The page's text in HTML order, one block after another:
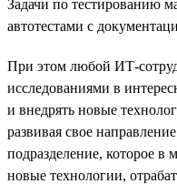
Задачи по тестированию
автотестами с
При этом любой ИТ-
исследованиями в
и внедрять новые
развивая свое
подразделение, которое в
новые технологии,